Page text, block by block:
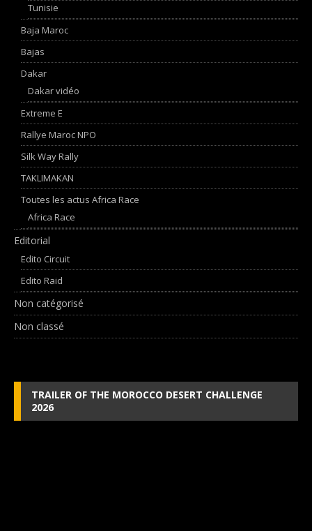
Tunisie
Baja Maroc
Bajas
Dakar
Dakar vidéo
Extreme E
Rallye Maroc NPO
Silk Way Rally
TAKLIMAKAN
Toutes les actus Africa Race
Africa Race
Editorial
Edito Circuit
Edito Raid
Non catégorisé
Non classé
TRAILER OF THE MOROCCO DESERT CHALLENGE
2026